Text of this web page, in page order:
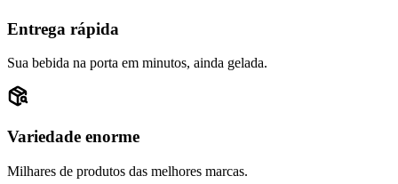
Entrega rápida
Sua bebida na porta em minutos, ainda gelada.
Variedade enorme
Milhares de produtos das melhores marcas.